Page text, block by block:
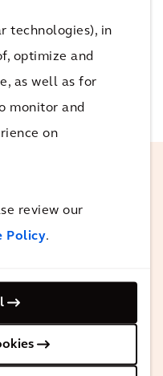
technologies), in
optimize and
as well as for
monitor and
on
review our
Policy.
ya que supone
correcta del
y
el